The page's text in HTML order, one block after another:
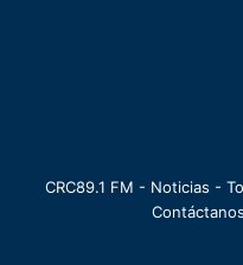
CRC89.1 FM - Noticias -